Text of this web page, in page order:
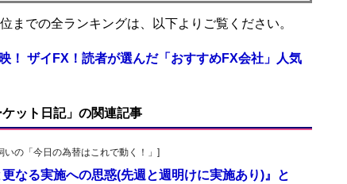
までの全ランキングは、以下よりご覧ください。
！ ザイFX！読者が選んだ「おすすめFX会社」人気
ット日記」の関連記事
の「今日の為替はこれで動く！」]
なる実施への思惑(先週と週明けに実施あり)』と